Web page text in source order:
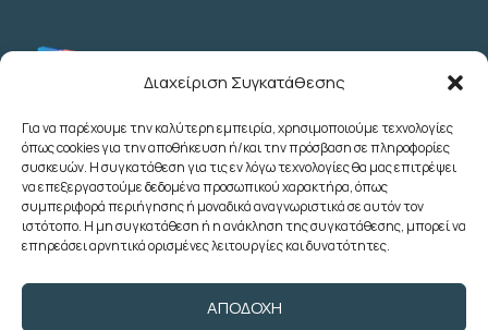
Διαχείριση Συγκατάθεσης
Για να παρέχουμε την καλύτερη εμπειρία, χρησιμοποιούμε τεχνολογίες
όπως cookies για την αποθήκευση ή/και την πρόσβαση σε πληροφορίες
συσκευών. Η συγκατάθεση για τις εν λόγω τεχνολογίες θα μας επιτρέψει
να επεξεργαστούμε δεδομένα προσωπικού χαρακτήρα, όπως
συμπεριφορά περιήγησης ή μοναδικά αναγνωριστικά σε αυτόν τον
ιστότοπο. Η μη συγκατάθεση ή η ανάκληση της συγκατάθεσης, μπορεί να
επηρεάσει αρνητικά ορισμένες λειτουργίες και δυνατότητες.
ΑΠΟΔΟΧΉ
Λεωχάρους 2 - 6ος Όροφος - Αθήνα
(+30) 210 3622707
(+30) 2103633260
(+30) 2103622783